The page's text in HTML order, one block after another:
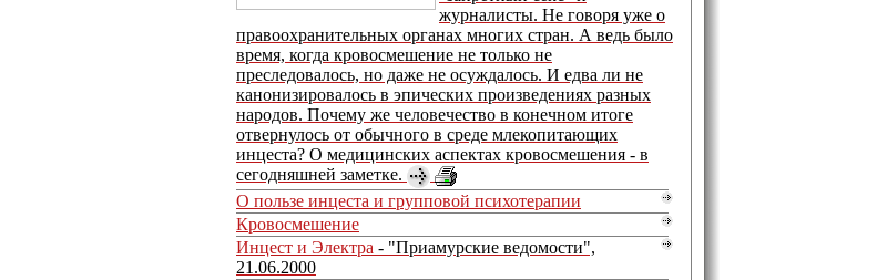
журналисты. Не говоря уже о
правоохранительных органах многих стран. А ведь было
время, когда кровосмешение не только не
преследовалось, но даже не осуждалось. И едва ли не
канонизировалось в эпических произведениях разных
народов. Почему же человечество в конечном итоге
отвернулось от обычного в среде млекопитающих
инцеста? О медицинских аспектах кровосмешения - в
сегодняшней заметке.
О пользе инцеста и групповой психотерапии
Кровосмешение
Инцест и Электра - "Приамурские ведомости",
21.06.2000